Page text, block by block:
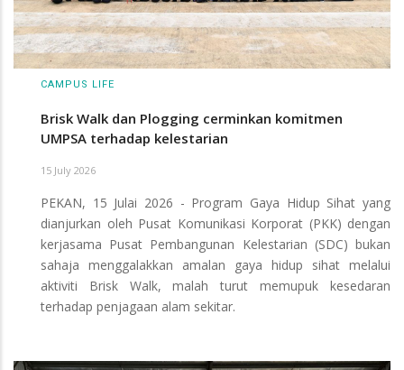
CAMPUS LIFE
Brisk Walk dan Plogging cerminkan komitmen
UMPSA terhadap kelestarian
15 July 2026
PEKAN, 15 Julai 2026 - Program Gaya Hidup Sihat yang
dianjurkan oleh Pusat Komunikasi Korporat (PKK) dengan
kerjasama Pusat Pembangunan Kelestarian (SDC) bukan
sahaja menggalakkan amalan gaya hidup sihat melalui
aktiviti Brisk Walk, malah turut memupuk kesedaran
terhadap penjagaan alam sekitar.